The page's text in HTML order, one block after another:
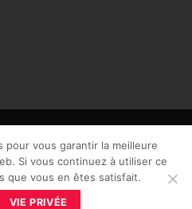
| Site web réalisé par
pour vous garantir la meilleure
Si vous continuez à utiliser ce
que vous en êtes satisfait.
VIE PRIVÉE